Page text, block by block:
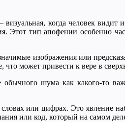
когда человек видит
тип апофении особенно
изображения или
что может привести к вере в
шума как какого-то
или цифрах. Это
или код, который на самом